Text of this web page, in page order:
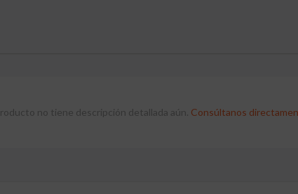
no tiene descripción detallada aún. Consúltanos